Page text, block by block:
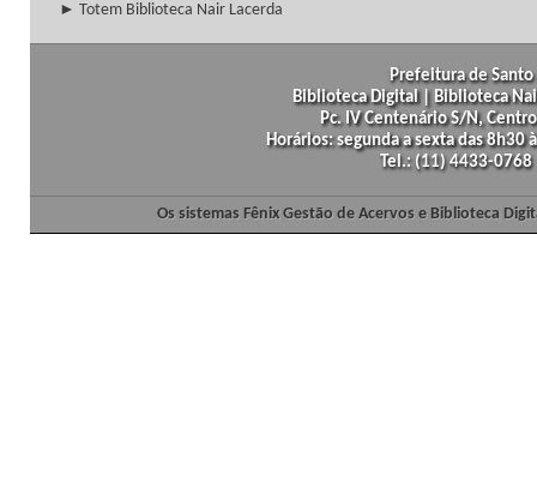
► Totem Biblioteca Nair Lacerda
Prefeitura de
Biblioteca Digital | Biblioteca
Pc. IV Centenário S/N,
Horários: segunda a sexta das
Tel.: (11) 4433-
Os sistemas Fênix Gestão de Acervos e Biblioteca